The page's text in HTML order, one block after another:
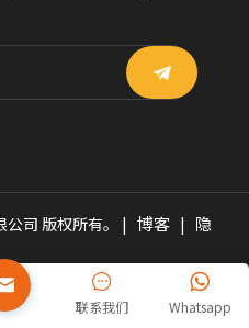
司 版权所有。 | 博客
隐
Whatsapp
联系我们